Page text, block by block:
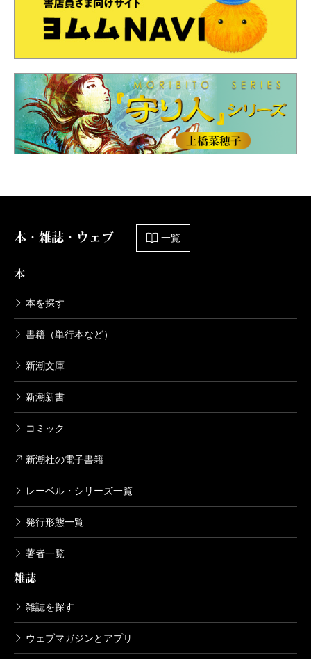
本・雑誌・ウェブ 一覧
本
本を探す
書籍（単行本など）
新潮文庫
新潮新書
コミック
新潮社の電子書籍
レーベル・シリーズ一覧
発行形態一覧
著者一覧
雑誌
雑誌を探す
ウェブマガジンとアプリ